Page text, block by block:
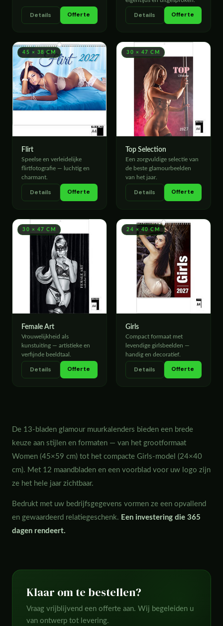
Details Offerte Details Offerte
45 × 38 CM
Flirt
Speelse en verleidelijke
flirtfotografie — luchtig en
charmant.
Details Offerte
30 × 47 CM
Top Selection
Een zorgvuldige selectie van
de beste glamourbeelden
van het jaar.
Details Offerte
30 × 47 CM
Female Art
Vrouwelijkheid als
kunstuiting — artistieke en
verfijnde beeldtaal.
Details Offerte
24 × 40 CM
Girls
Compact formaat met
levendige girlsbeelden —
handig en decoratief.
Details Offerte
De 13-bladen glamour muurkalenders bieden een brede
keuze aan stijlen en formaten — van het grootformaat
Women (45×59 cm) tot het compacte Girls-model (24×40
cm). Met 12 maandbladen en een voorblad voor uw logo zijn
ze het hele jaar zichtbaar.
Bedrukt met uw bedrijfsgegevens vormen ze een opvallend
en gewaardeerd relatiegeschenk. Een investering die 365
dagen rendeert.
Klaar om te bestellen?
Vraag vrijblijvend een offerte aan. Wij begeleiden u
van ontwerp tot levering.